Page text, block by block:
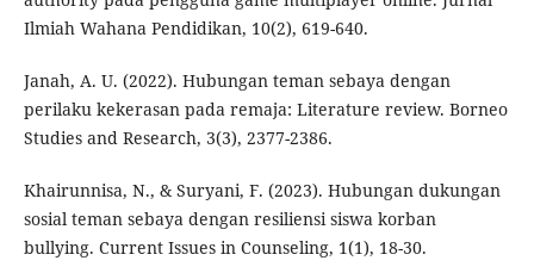
Ilmiah Wahana Pendidikan, 10(2), 619-640.
Janah, A. U. (2022). Hubungan teman sebaya dengan
perilaku kekerasan pada remaja: Literature review. Borneo
Studies and Research, 3(3), 2377-2386.
Khairunnisa, N., & Suryani, F. (2023). Hubungan dukungan
sosial teman sebaya dengan resiliensi siswa korban
bullying. Current Issues in Counseling, 1(1), 18-30.